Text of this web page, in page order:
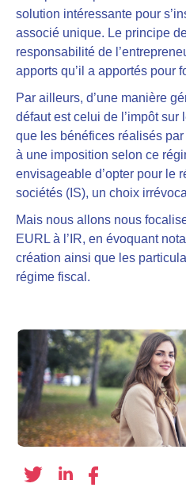
solution intéressante pour
associé unique. Le principe
responsabilité de
apports qu’il a apportés pour
Par ailleurs, d’une manière
défaut est celui de l’impôt sur
que les bénéfices réalisés
à une imposition selon ce
envisageable d’opter pour le
sociétés (IS), un choix
Mais nous allons nous
EURL à l’IR, en évoquant
création ainsi que les
régime fiscal.